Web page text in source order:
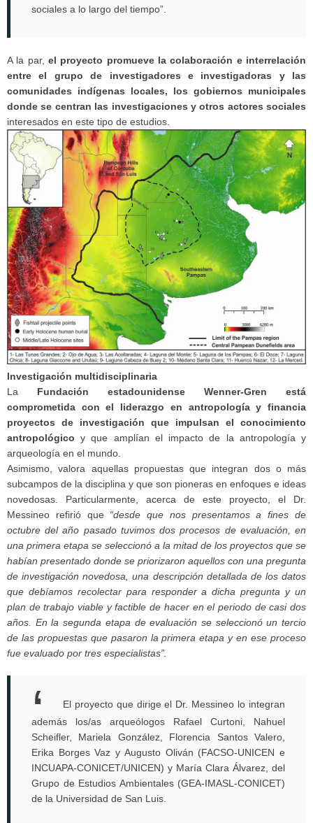
sociales a lo largo del tiempo”.
A la par, el proyecto promueve la colaboración e interrelación
entre el grupo de investigadores e investigadoras y las
comunidades indígenas locales, los gobiernos municipales
donde se centran las investigaciones y otros actores sociales
interesados en este tipo de estudios.
Investigación multidisciplinaria
La Fundación estadounidense Wenner-Gren está
comprometida con el liderazgo en antropología y financia
proyectos de investigación que impulsan el conocimiento
antropológico y que amplían el impacto de la antropología y
arqueología en el mundo.
Asimismo, valora aquellas propuestas que integran dos o más
subcampos de la disciplina y que son pioneras en enfoques e ideas
novedosas. Particularmente, acerca de este proyecto, el Dr.
Messineo refirió que “desde que nos presentamos a fines de
octubre del año pasado tuvimos dos procesos de evaluación, en
una primera etapa se seleccionó a la mitad de los proyectos que se
habían presentado donde se priorizaron aquellos con una pregunta
de investigación novedosa, una descripción detallada de los datos
que debíamos recolectar para responder a dicha pregunta y un
plan de trabajo viable y factible de hacer en el periodo de casi dos
años. En la segunda etapa de evaluación se seleccionó un tercio
de las propuestas que pasaron la primera etapa y en ese proceso
fue evaluado por tres especialistas”.
El proyecto que dirige el Dr. Messineo lo integran
además los/as arqueólogos Rafael Curtoni, Nahuel
Scheifler, Mariela González, Florencia Santos Valero,
Erika Borges Vaz y Augusto Oliván (FACSO-UNICEN e
INCUAPA-CONICET/UNICEN) y María Clara Álvarez, del
Grupo de Estudios Ambientales (GEA-IMASL-CONICET)
de la Universidad de San Luis.